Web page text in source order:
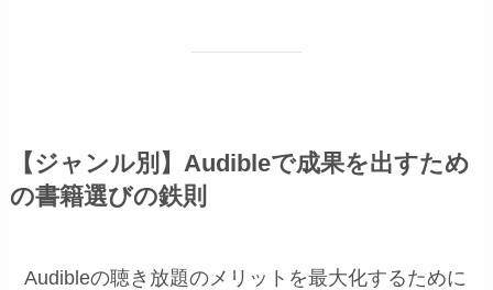
【ジャンル別】Audibleで成果を出すため
の書籍選びの鉄則
Audibleの聴き放題のメリットを最大化するために